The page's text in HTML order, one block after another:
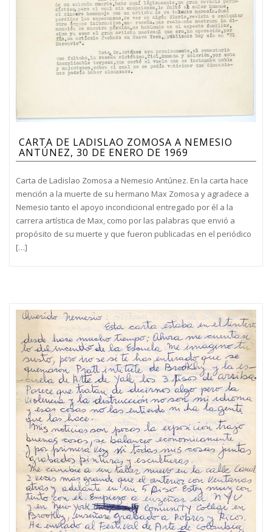
CARTA DE LADISLAO ZOMOSA A NEMESIO
ANTÚNEZ, 30 DE ENERO DE 1969
Carta de Ladislao Zomosa a Nemesio Antúnez. En la carta hace
mención a la muerte de su hermano Max Zomosa y agradece a
Nemesio tanto el apoyo incondicional entregado por él a la
carrera artística de Max, como por las palabras que envió a
propósito de su muerte y que fueron publicadas en el periódico
[…]